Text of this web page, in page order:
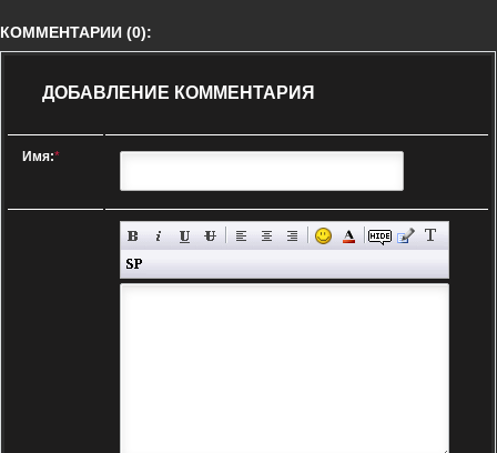
КОММЕНТАРИИ (0):
ДОБАВЛЕНИЕ КОММЕНТАРИЯ
Имя:*